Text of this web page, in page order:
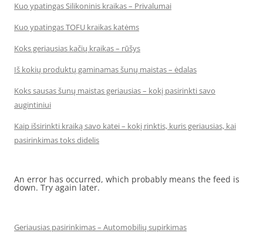
Kuo ypatingas Silikoninis kraikas – Privalumai
Kuo ypatingas TOFU kraikas katėms
Koks geriausias kačių kraikas – rūšys
Iš kokių produktų gaminamas šunų maistas – ėdalas
Koks sausas šunų maistas geriausias – kokį pasirinkti savo
augintiniui
Kaip išsirinkti kraiką savo katei – kokį rinktis, kuris geriausias, kai
pasirinkimas toks didelis
An error has occurred, which probably means the feed is
down. Try again later.
Geriausias pasirinkimas – Automobilių supirkimas